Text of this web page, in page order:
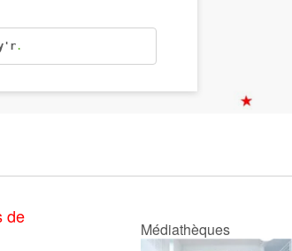
.
de
Médiathèques